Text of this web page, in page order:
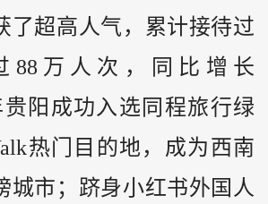
了超高人气，累计接待过
88万人次，同比增长
贵阳成功入选同程旅行绿
热门目的地，成为西南
城市；跻身小红书外国人